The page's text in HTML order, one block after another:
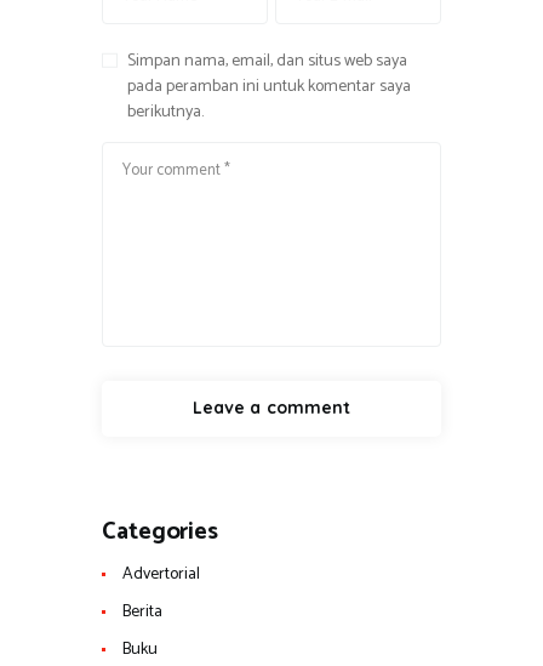
Simpan nama, email, dan situs web saya
pada peramban ini untuk komentar saya
berikutnya.
Categories
Advertorial
Berita
Buku